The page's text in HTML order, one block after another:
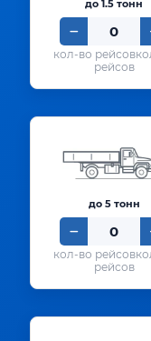
до 1.5 тонн
рейсов
до 5 тонн
рейсов